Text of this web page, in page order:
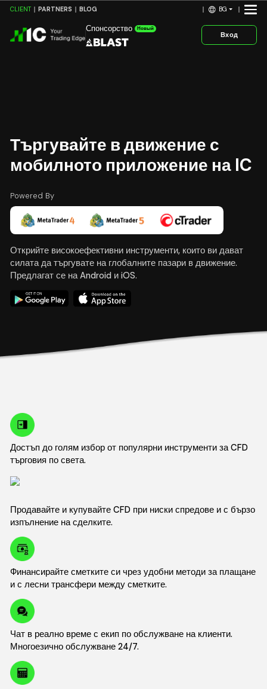
CLIENT PARTNERS BLOG BG
Спонсорство Новый
Вход
Търгувайте в движение с
мобилното приложение на IC
Powered By
Открийте високоефективни инструменти, които ви дават
силата да търгувате на глобалните пазари в движение.
Предлагат се на Android и iOS.
Достъп до голям избор от популярни инструменти за CFD
търговия по света.
Продавайте и купувайте CFD при ниски спредове и с бързо
изпълнение на сделките.
Финансирайте сметките си чрез удобни методи за плащане
и с лесни трансфери между сметките.
Чат в реално време с екип по обслужване на клиенти.
Многоезично обслужване 24/7.